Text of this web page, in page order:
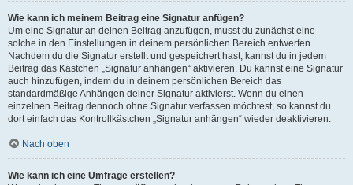
Wie kann ich meinem Beitrag eine Signatur anfügen?
Um eine Signatur an deinen Beitrag anzufügen, musst du zunächst eine
solche in den Einstellungen in deinem persönlichen Bereich entwerfen.
Nachdem du die Signatur erstellt und gespeichert hast, kannst du in jedem
Beitrag das Kästchen „Signatur anhängen“ aktivieren. Du kannst eine Signatur
auch hinzufügen, indem du in deinem persönlichen Bereich das
standardmäßige Anhängen deiner Signatur aktivierst. Wenn du einen
einzelnen Beitrag dennoch ohne Signatur verfassen möchtest, so kannst du
dort einfach das Kontrollkästchen „Signatur anhängen“ wieder deaktivieren.
Nach oben
Wie kann ich eine Umfrage erstellen?